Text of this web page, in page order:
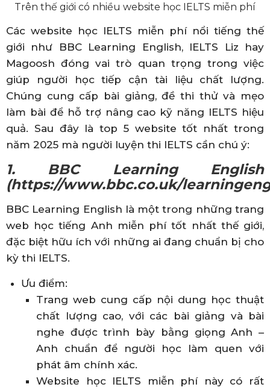
Trên thế giới có nhiều website học IELTS miễn phí
Các website học IELTS miễn phí nổi tiếng thế
giới như BBC Learning English, IELTS Liz hay
Magoosh đóng vai trò quan trọng trong việc
giúp người học tiếp cận tài liệu chất lượng.
Chúng cung cấp bài giảng, đề thi thử và mẹo
làm bài để hỗ trợ nâng cao kỹ năng IELTS hiệu
quả. Sau đây là top 5 website tốt nhất trong
năm 2025 mà người luyện thi IELTS cần chú ý:
1. BBC Learning English
(https://www.bbc.co.uk/
BBC Learning English là một trong những trang
web học tiếng Anh miễn phí tốt nhất thế giới,
đặc biệt hữu ích với những ai đang chuẩn bị cho
kỳ thi IELTS.
Ưu điểm:
Trang web cung cấp nội dung học thuật
chất lượng cao, với các bài giảng và bài
nghe được trình bày bằng giọng Anh –
Anh chuẩn để người học làm quen với
phát âm chính xác.
Website học IELTS miễn phí này có rất